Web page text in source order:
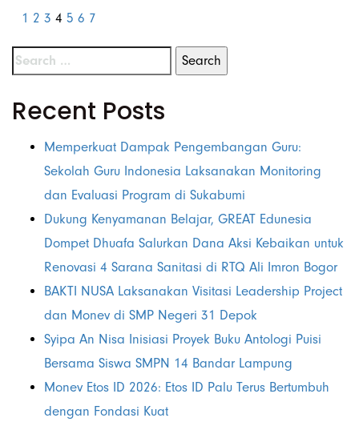
1 2 3 4 5 6 7
Recent Posts
Memperkuat Dampak Pengembangan Guru:
Sekolah Guru Indonesia Laksanakan Monitoring
dan Evaluasi Program di Sukabumi
Dukung Kenyamanan Belajar, GREAT Edunesia
Dompet Dhuafa Salurkan Dana Aksi Kebaikan untuk
Renovasi 4 Sarana Sanitasi di RTQ Ali Imron Bogor
BAKTI NUSA Laksanakan Visitasi Leadership Project
dan Monev di SMP Negeri 31 Depok
Syipa An Nisa Inisiasi Proyek Buku Antologi Puisi
Bersama Siswa SMPN 14 Bandar Lampung
Monev Etos ID 2026: Etos ID Palu Terus Bertumbuh
dengan Fondasi Kuat